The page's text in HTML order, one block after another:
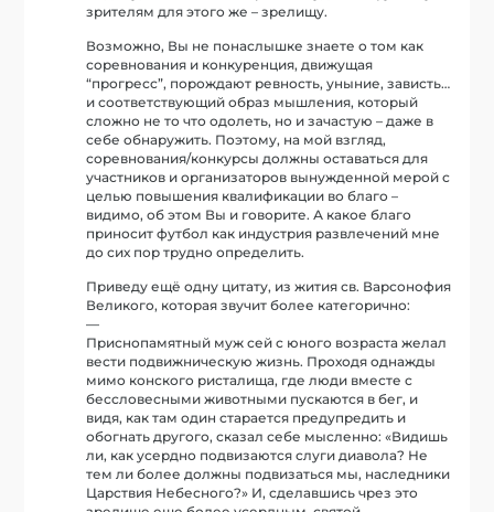
зрителям для этого же – зрелищу.
Возможно, Вы не понаслышке знаете о том как
соревнования и конкуренция, движущая
“прогресс”, порождают ревность, уныние, зависть…
и соответствующий образ мышления, который
сложно не то что одолеть, но и зачастую – даже в
себе обнаружить. Поэтому, на мой взгляд,
соревнования/конкурсы должны оставаться для
участников и организаторов вынужденной мерой с
целью повышения квалификации во благо –
видимо, об этом Вы и говорите. А какое благо
приносит футбол как индустрия развлечений мне
до сих пор трудно определить.
Приведу ещё одну цитату, из жития св. Варсонофия
Великого, которая звучит более категорично:
—
Приснопамятный муж сей с юного возраста желал
вести подвижническую жизнь. Проходя однажды
мимо конского ристалища, где люди вместе с
бессловесными животными пускаются в бег, и
видя, как там один старается предупредить и
обогнать другого, сказал себе мысленно: «Видишь
ли, как усердно подвизаются слуги диавола? Не
тем ли более должны подвизаться мы, наследники
Царствия Небесного?» И, сделавшись чрез это